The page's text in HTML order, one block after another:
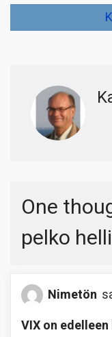
One
pelko
Nimetön
VIX on